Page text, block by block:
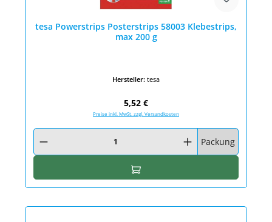
tesa Powerstrips Posterstrips 58003 Klebestrips,
max 200 g
Hersteller: tesa
Regulärer Preis:
5,52 €
Preise inkl. MwSt. zzgl. Versandkosten
Produkt Anzahl: Gib den gewünschten Wert ein oder benutze die
Packung
In den Warenkorb